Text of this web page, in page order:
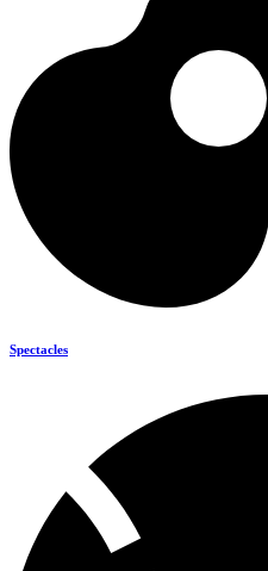
Spectacles